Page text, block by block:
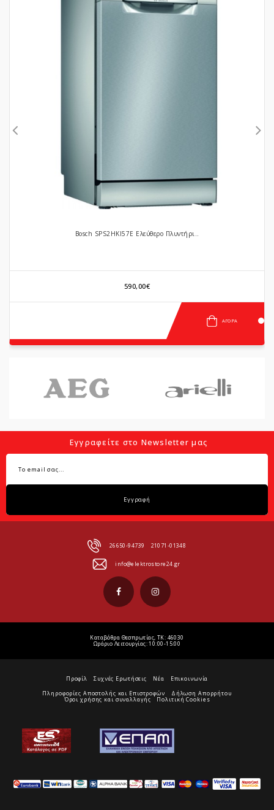
Bosch SPS2HKI57E Ελεύθερο Πλυντήρι..
590,00€
ΑΓΟΡΆ
Εγγραφείτε στο Newsletter μας
Εγγραφή
26650-94739 21071-01348
info@elektrostore24.gr
Καταβόθρα Θεσπρωτίας, ΤΚ: 46030
Ωράριο Λειτουργίας: 10:00-15:00
Προφίλ Συχνές Ερωτήσεις Νέα
Επικοινωνία
Πληροφορίες Αποστολής και Επιστροφών
Δήλωση Απορρήτου
Όροι χρήσης και συναλλαγής
Πολιτική Cookies